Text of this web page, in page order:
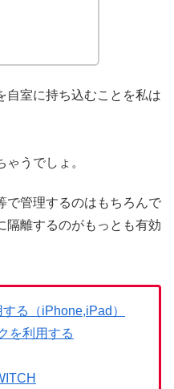
自室に持ち込むことを私は
うでしょ。
で管理するのはもちろんで
隔離するのがもっとも有効
る（iPhone,iPad）
を利用する